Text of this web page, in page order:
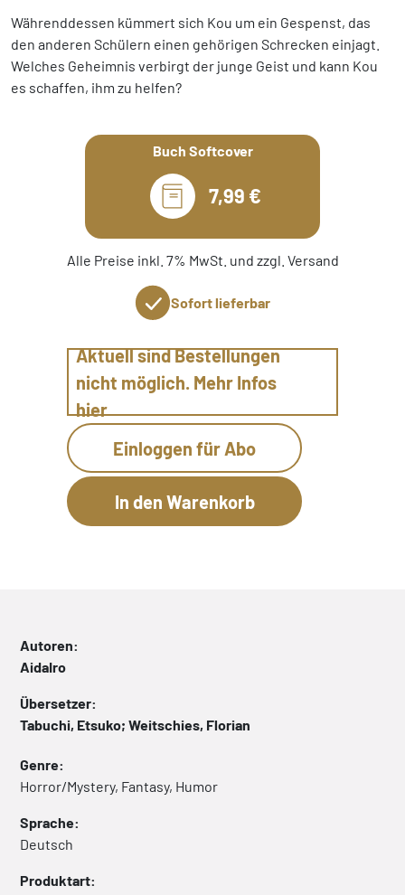
Währenddessen kümmert sich Kou um ein Gespenst, das
den anderen Schülern einen gehörigen Schrecken einjagt.
Welches Geheimnis verbirgt der junge Geist und kann Kou
es schaffen, ihm zu helfen?
Buch Softcover
7,99 €
Alle Preise inkl. 7% MwSt. und zzgl. Versand
Sofort lieferbar
Aktuell sind Bestellungen
nicht möglich. Mehr Infos
hier
Einloggen für Abo
Autoren:
AidaIro
Übersetzer:
Tabuchi, Etsuko; Weitschies, Florian
Genre:
Horror/Mystery, Fantasy, Humor
Sprache:
Deutsch
Produktart: